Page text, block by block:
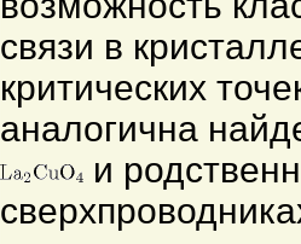
связи в
критических
аналогична
и